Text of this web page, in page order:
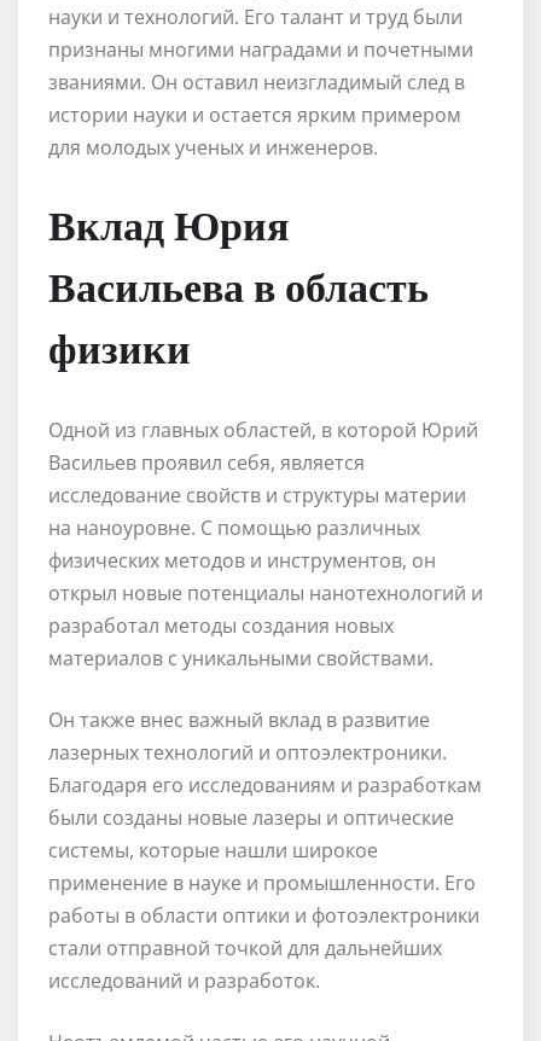
науки и технологий. Его талант и труд были
признаны многими наградами и почетными
званиями. Он оставил неизгладимый след в
истории науки и остается ярким примером
для молодых ученых и инженеров.
Вклад Юрия
Васильева в область
физики
Одной из главных областей, в которой Юрий
Васильев проявил себя, является
исследование свойств и структуры материи
на наноуровне. С помощью различных
физических методов и инструментов, он
открыл новые потенциалы нанотехнологий и
разработал методы создания новых
материалов с уникальными свойствами.
Он также внес важный вклад в развитие
лазерных технологий и оптоэлектроники.
Благодаря его исследованиям и разработкам
были созданы новые лазеры и оптические
системы, которые нашли широкое
применение в науке и промышленности. Его
работы в области оптики и фотоэлектроники
стали отправной точкой для дальнейших
исследований и разработок.